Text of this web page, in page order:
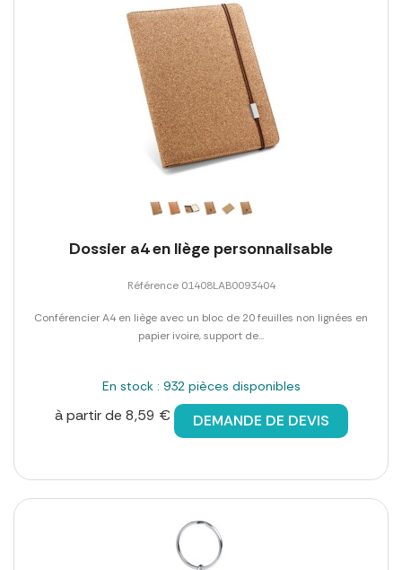
Dossier a4 en liège personnalisable
Référence 01408LAB0093404
Conférencier A4 en liège avec un bloc de 20 feuilles non lignées en
papier ivoire, support de...
En stock : 932 pièces disponibles
à partir de 8,59 € DEMANDE DE DEVIS